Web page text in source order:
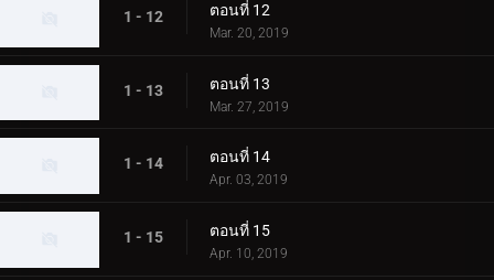
1 - 12 ตอนที่ 12
Mar. 20, 2019
1 - 13 ตอนที่ 13
Mar. 27, 2019
1 - 14 ตอนที่ 14
Apr. 03, 2019
1 - 15 ตอนที่ 15
Apr. 10, 2019